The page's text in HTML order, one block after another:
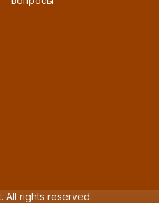
All rights reserved.